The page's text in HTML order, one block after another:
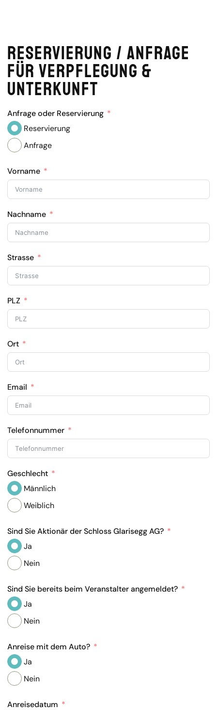
Reservierung / Anfrage
für Verpflegung &
Unterkunft
Anfrage oder Reservierung
Reservierung
Anfrage
Vorname
Nachname
Strasse
PLZ
Ort
Email
Telefonnummer
Geschlecht
Männlich
Weiblich
Sind Sie Aktionär der Schloss Glarisegg AG?
Ja
Nein
Sind Sie bereits beim Veranstalter angemeldet?
Ja
Nein
Anreise mit dem Auto?
Ja
Nein
Anreisedatum